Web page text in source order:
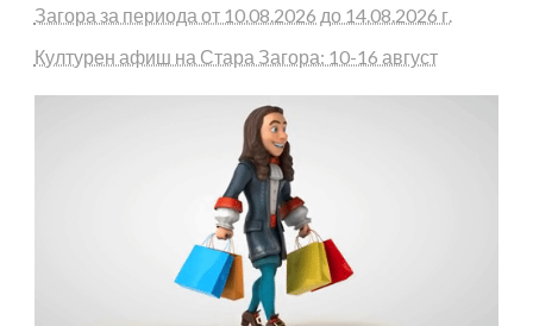
Загора за периода от 10.08.2026 до 14.08.2026 г.
Културен афиш на Стара Загора: 10-16 август